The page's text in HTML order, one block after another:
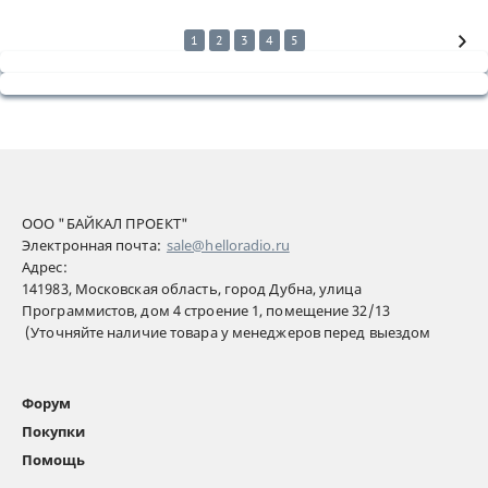
1 2 3 4 5
ООО "БАЙКАЛ ПРОЕКТ"
Электронная почта: sale@helloradio.ru
Адрес:
141983, Московская область, город Дубна, улица
Программистов, дом 4 строение 1, помещение 32/13
(Уточняйте наличие товара у менеджеров перед выездом
Форум
Покупки
Помощь